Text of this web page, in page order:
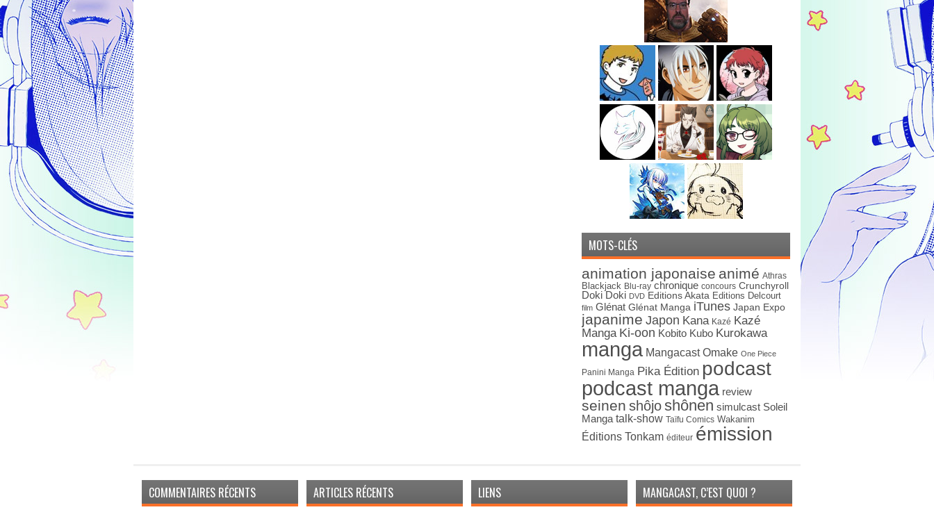
MOTS-CLÉS
animation japonaise animé Athras
Blackjack Blu-ray chronique concours Crunchyroll
Doki Doki DVD Editions Akata Editions Delcourt
film Glénat Glénat Manga iTunes Japan Expo
japanime Japon Kana Kazé Kazé
Manga Ki-oon Kobito Kubo Kurokawa
manga Mangacast Omake One Piece
Panini Manga Pika Édition podcast
podcast manga review
seinen shôjoshônen simulcast Soleil
Manga talk-show Taïfu Comics Wakanim
Éditions Tonkam éditeur émission
COMMENTAIRES RÉCENTS ARTICLES RÉCENTS LIENS MANGACAST, C’EST QUOI ?